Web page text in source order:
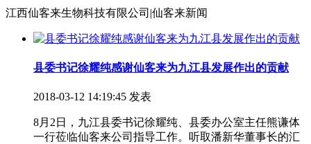
江西仙客来生物科技有限公司|仙客来新闻
县委书记徐耀纯感谢仙客来为九江县发展作出的贡献
2018-03-12 14:19:45 发表
8月2日，九江县委书记徐耀纯、县委办公室主任熊谦体
一行莅临仙客来公司指导工作。听取潘新华董事长的汇